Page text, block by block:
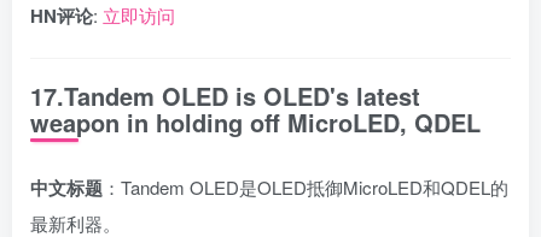
HN评论: 立即访问
17.Tandem OLED is OLED's latest
weapon in holding off MicroLED, QDEL
中文标题 ：Tandem OLED是OLED抵御MicroLED和QDEL的
最新利器。